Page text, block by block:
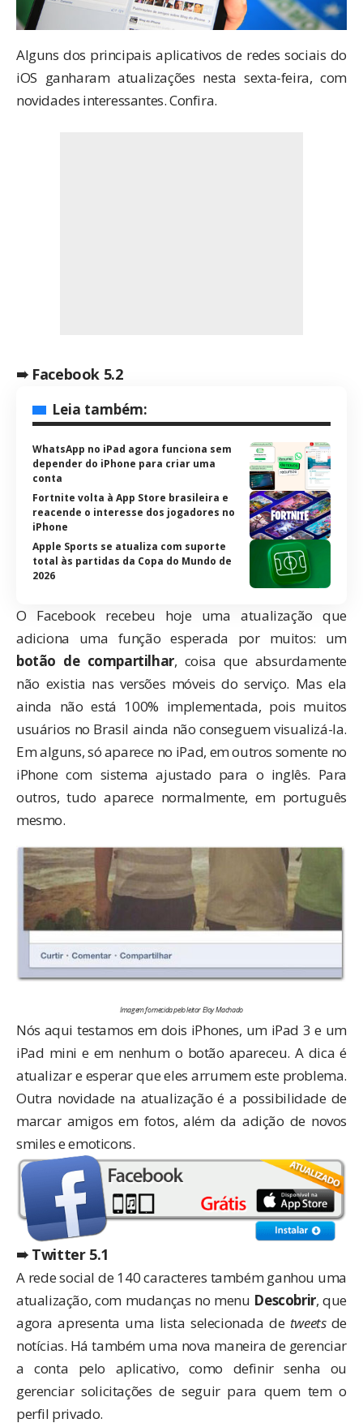
Alguns dos principais aplicativos de redes sociais do
iOS ganharam atualizações nesta sexta-feira, com
novidades interessantes. Confira.
➠ Facebook 5.2
Leia também:
WhatsApp no iPad agora funciona sem
depender do iPhone para criar uma
conta
Fortnite volta à App Store brasileira e
reacende o interesse dos jogadores no
iPhone
Apple Sports se atualiza com suporte
total às partidas da Copa do Mundo de
2026
O Facebook recebeu hoje uma atualização que
adiciona uma função esperada por muitos: um
botão de compartilhar, coisa que absurdamente
não existia nas versões móveis do serviço. Mas ela
ainda não está 100% implementada, pois muitos
usuários no Brasil ainda não conseguem visualizá-la.
Em alguns, só aparece no iPad, em outros somente no
iPhone com sistema ajustado para o inglês. Para
outros, tudo aparece normalmente, em português
mesmo.
Imagem fornecida pelo leitor Eloy Machado
Nós aqui testamos em dois iPhones, um iPad 3 e um
iPad mini e em nenhum o botão apareceu. A dica é
atualizar e esperar que eles arrumem este problema.
Outra novidade na atualização é a possibilidade de
marcar amigos em fotos, além da adição de novos
smiles e emoticons.
➠ Twitter 5.1
A rede social de 140 caracteres também ganhou uma
atualização, com mudanças no menu Descobrir, que
agora apresenta uma lista selecionada de tweetsde
notícias. Há também uma nova maneira de gerenciar
a conta pelo aplicativo, como definir senha ou
gerenciar solicitações de seguir para quem tem o
perfil privado.